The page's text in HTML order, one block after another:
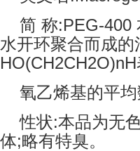
简 称:PEG-400
水开环聚合而成
氧乙烯基的平均
性状:本品为无
体;略有特臭。